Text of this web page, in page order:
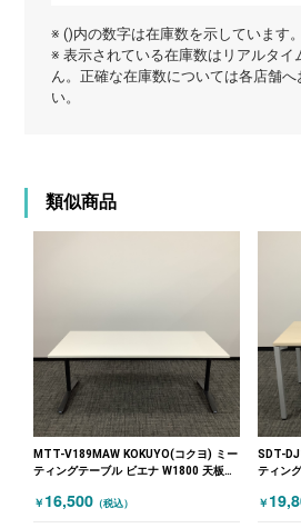
※ ()内の数字は在庫数を示しています。
※ 表示されている在庫数はリアルタイ
ん。正確な在庫数については各店舗
い。
類似商品
MTT-V189MAW KOKUYO(コクヨ) ミー
ティングテーブル ビエナ W1800 天板フ
￥ 16,500 （税込）
SDT-
ティン
￥